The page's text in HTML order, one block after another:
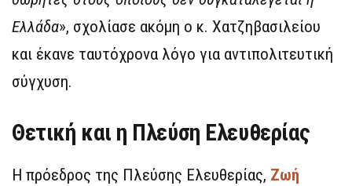
Ελλάδα», σχολίασε ακόμη ο κ. Χατζηβασιλείου
και έκανε ταυτόχρονα λόγο για αντιπολιτευτική
σύγχυση.
Θετική και η Πλεύση Ελευθερίας
Η πρόεδρος της Πλεύσης Ελευθερίας, Ζωή